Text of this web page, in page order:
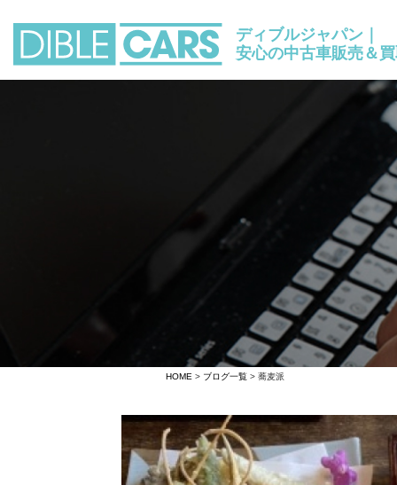
ディブルジャパン｜
安心の中古車販売＆
HOME > ブログ一覧 > 蕎麦派